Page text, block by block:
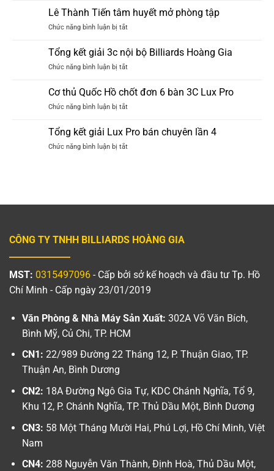
JOL
BILLIARDS
LỰA
BÀN
LUX
Lê Thành Tiến tâm huyết mở phòng tập
Chức năng bình luận bị tắtở
Thành
Tiến
tâm
mở
tập
Tổng kết giải 3c nội bộ Billiards Hoàng Gia
Chức năng bình luận bị tắtở
kết
giải
3c
bộ
Hoàng
Cơ thủ Quốc Hồ chốt đơn 6 bàn 3C Lux Pro
Chức năng bình luận bị tắtở
thủ
Quốc
Hồ
Tổng kết giải Lux Pro bán chuyên lần 4
Chức năng bình luận bị tắtở
4
CÔNG TY TNHH BILLIARDS HOÀNG GIA
MST: 0315497096 - Cấp bởi sở kế hoạch và đầu tư Tp. Hồ
Chí Minh - Cấp ngày 23/01/2019
Văn Phòng & Nhà Máy Sản Xuất: 302A Võ Văn Bích,
Bình Mỹ, Củ Chi, TP. HCM
CN1: 22/989 Đường 22 Tháng 12, P. Thuận Giao, TP.
Thuận An, Bình Dương
CN2: 18A Đường Ngô Gia Tự, KDC Chánh Nghĩa, Tổ 9,
Khu 12, P. Chánh Nghĩa, TP. Thủ Dầu Một, Bình Dương
CN3: 58 Một Tháng Mười Hai, Phú Lợi, Hồ Chí Minh, Việt
Nam
CN4: 288 Nguyễn Văn Thành, Định Hoà, Thủ Dầu Một,